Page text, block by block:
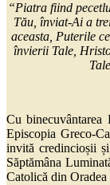
“Piatra fiind
Tău, înviat-Ai a
aceasta, Puterile
învierii Tale,
Cu binecuvântarea
Episcopia Greco-
invită credincioșii
Săptămâna
Catolică din